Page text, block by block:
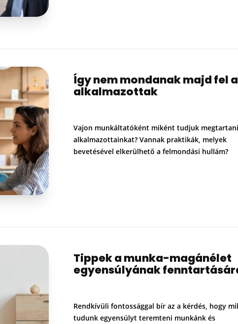
Így nem mondanak majd fel
alkalmazottak
Vajon munkáltatóként miként tudjuk
alkalmazottainkat? Vannak praktikák, melyek
bevetésével elkerülhető a felmondási hullám?
Tippek a munka-magánélet
egyensúlyának
Rendkívüli fontossággal bír az a kérdés, hogy
tudunk egyensúlyt teremteni munkánk és